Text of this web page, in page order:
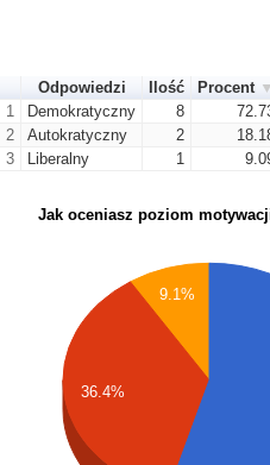
Odpowiedzi Ilość
Procent
1
Demokratyczny 8
2
Autokratyczny 2
3
Liberalny 1
Jak oceniasz poziom
9.1%
36.4%